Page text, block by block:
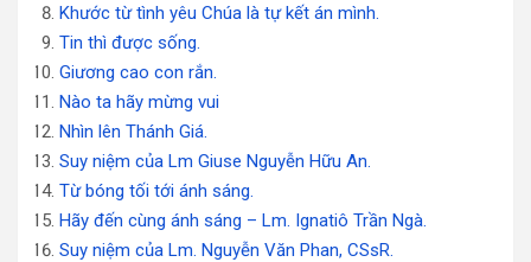
Khước từ tình yêu Chúa là tự kết án mình.
Tin thì được sống.
Giương cao con rắn.
Nào ta hãy mừng vui
Nhìn lên Thánh Giá.
Suy niệm của Lm Giuse Nguyễn Hữu An.
Từ bóng tối tới ánh sáng.
Hãy đến cùng ánh sáng – Lm. Ignatiô Trần Ngà.
Suy niệm của Lm. Nguyễn Văn Phan, CSsR.